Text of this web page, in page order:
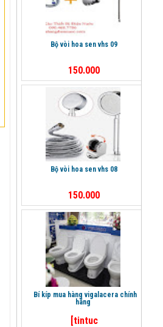
bộ vòi hoa sen vhs 09
150.000
bộ vòi hoa sen vhs 08
150.000
bí kíp mua hàng vigalacera chính
hãng
[tintuc